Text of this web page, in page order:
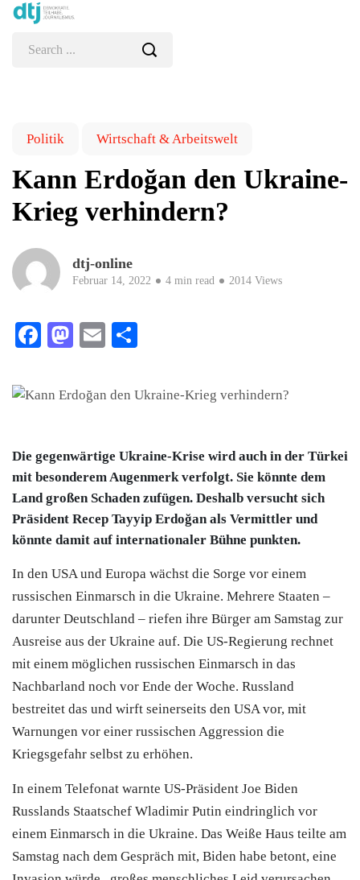
Politik Wirtschaft & Arbeitswelt
Kann Erdoğan den Ukraine-
Krieg verhindern?
dtj-online
Februar 14, 2022 4 min read 2014 Views
Facebook
Mastodon
Email
Die gegenwärtige Ukraine-Krise wird auch in der Türkei
mit besonderem Augenmerk verfolgt. Sie könnte dem
Land großen Schaden zufügen. Deshalb versucht sich
Präsident Recep Tayyip Erdoğan als Vermittler und
könnte damit auf internationaler Bühne punkten.
In den USA und Europa wächst die Sorge vor einem
russischen Einmarsch in die Ukraine. Mehrere Staaten –
darunter Deutschland – riefen ihre Bürger am Samstag zur
Ausreise aus der Ukraine auf. Die US-Regierung rechnet
mit einem möglichen russischen Einmarsch in das
Nachbarland noch vor Ende der Woche. Russland
bestreitet das und wirft seinerseits den USA vor, mit
Warnungen vor einer russischen Aggression die
Kriegsgefahr selbst zu erhöhen.
In einem Telefonat warnte US-Präsident Joe Biden
Russlands Staatschef Wladimir Putin eindringlich vor
einem Einmarsch in die Ukraine. Das Weiße Haus teilte am
Samstag nach dem Gespräch mit, Biden habe betont, eine